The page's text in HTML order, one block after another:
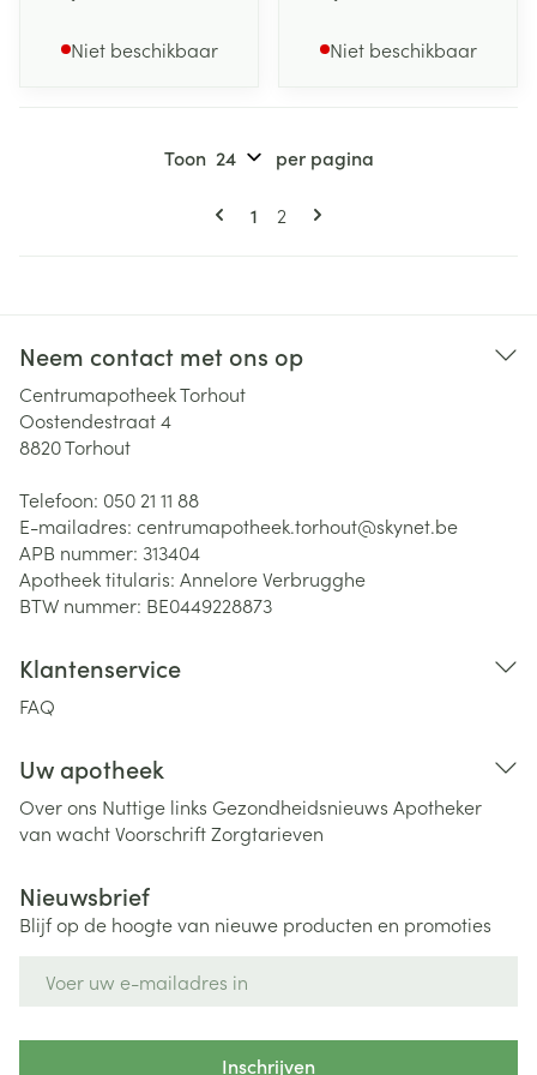
Niet beschikbaar Niet beschikbaar
Pagina's
U lees momenteel pagina
1 Pagina
2
Toon per pagina
Neem contact met ons op
Centrumapotheek Torhout
Oostendestraat 4
8820Torhout
Telefoon: 050 21 11 88
E-mailadres: centrumapotheek.torhout@skynet.be
APB nummer: 313404
Apotheek titularis: Annelore Verbrugghe
BTW nummer: BE0449228873
Klantenservice
FAQ
Uw apotheek
Over ons Nuttige links Gezondheidsnieuws Apotheker
van wachtVoorschriftZorgtarieven
Nieuwsbrief
Blijf op de hoogte van nieuwe producten en promoties
Inschrijven